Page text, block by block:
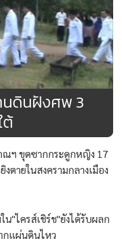
นดินฝังศพ 3
ต้
ณฯ ขุดซากกระดูกหญิง 17
ตายในสงครามกลางเมือง
"ไครส์เชิร์ช"ยังได้รับผลก
กแผ่นดินไหว